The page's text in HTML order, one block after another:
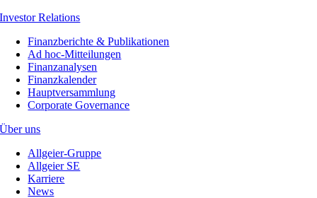
Investor Relations
Finanzberichte & Publikationen
Ad hoc-Mitteilungen
Finanzanalysen
Finanzkalender
Hauptversammlung
Corporate Governance
Über uns
Allgeier-Gruppe
Allgeier SE
Karriere
News